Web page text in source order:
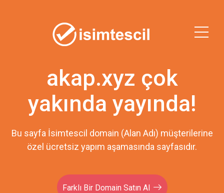
akap.xyz çok
yakında yayında!
Bu sayfa İsimtescil domain (Alan Adı) müşterilerine
özel ücretsiz yapım aşamasında sayfasıdır.
Farklı Bir Domain Satın Al